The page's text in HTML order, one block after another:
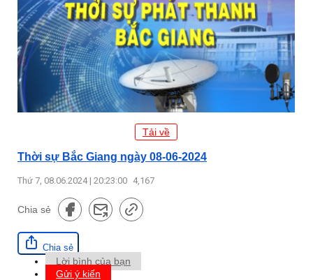
Tải về
Thời sự Bắc Giang ngày 08-06-2024
Thứ 7, 08.06.2024 | 20:23:00 4,167
Chia sẻ
Chia sẻ
Lời bình của bạn
Gửi ý kiến